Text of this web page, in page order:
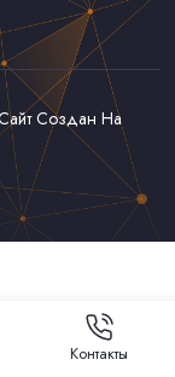
Создан На
Контакты